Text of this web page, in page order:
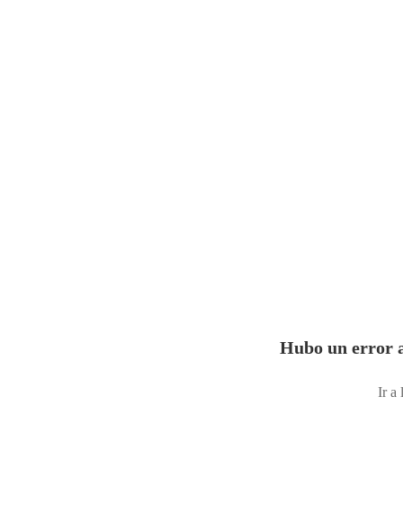
Hubo un error
Ir a